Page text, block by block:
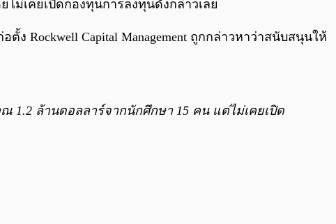
ม่เคยเปิดกองทุนการลงทุนดังกล่าวเลย
Rockwell Capital Management ถูกกล่าวหาว่าสนับสนุนให้
ณ 1.2 ล้านดอลลาร์จากนักศึกษา 15 คน แต่ไม่เคยเปิด